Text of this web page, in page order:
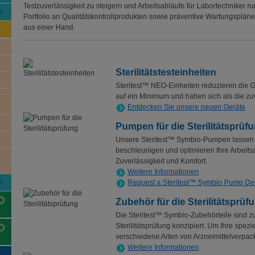
Testzuverlässigkeit zu steigern und Arbeitsabläufe für Labortechniker
Portfolio an Qualitätskontrollprodukten sowie präventive
aus einer Hand.
Sterilitätstesteinheiten
Steritest™ NEO-Einheiten reduzieren die
auf ein Minimum und haben sich als die
Entdecken Sie unsere neuen Geräte
Pumpen für die
Unsere Steritest™ Symbio-Pumpen
beschleunigen und optimieren Ihre
Zuverlässigkeit und Komfort.
Weitere Informationen
Request a Steritest™ Symbio Pump
Zubehör für die
Die Steritest™ Symbio-Zubehörteile sind
Sterilitätsprüfung konzipiert. Um Ihre
verschiedene Arten von
Weitere Informationen